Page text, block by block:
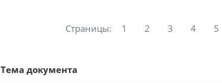
Страницы: 1 2 3 4 5
Тема документа